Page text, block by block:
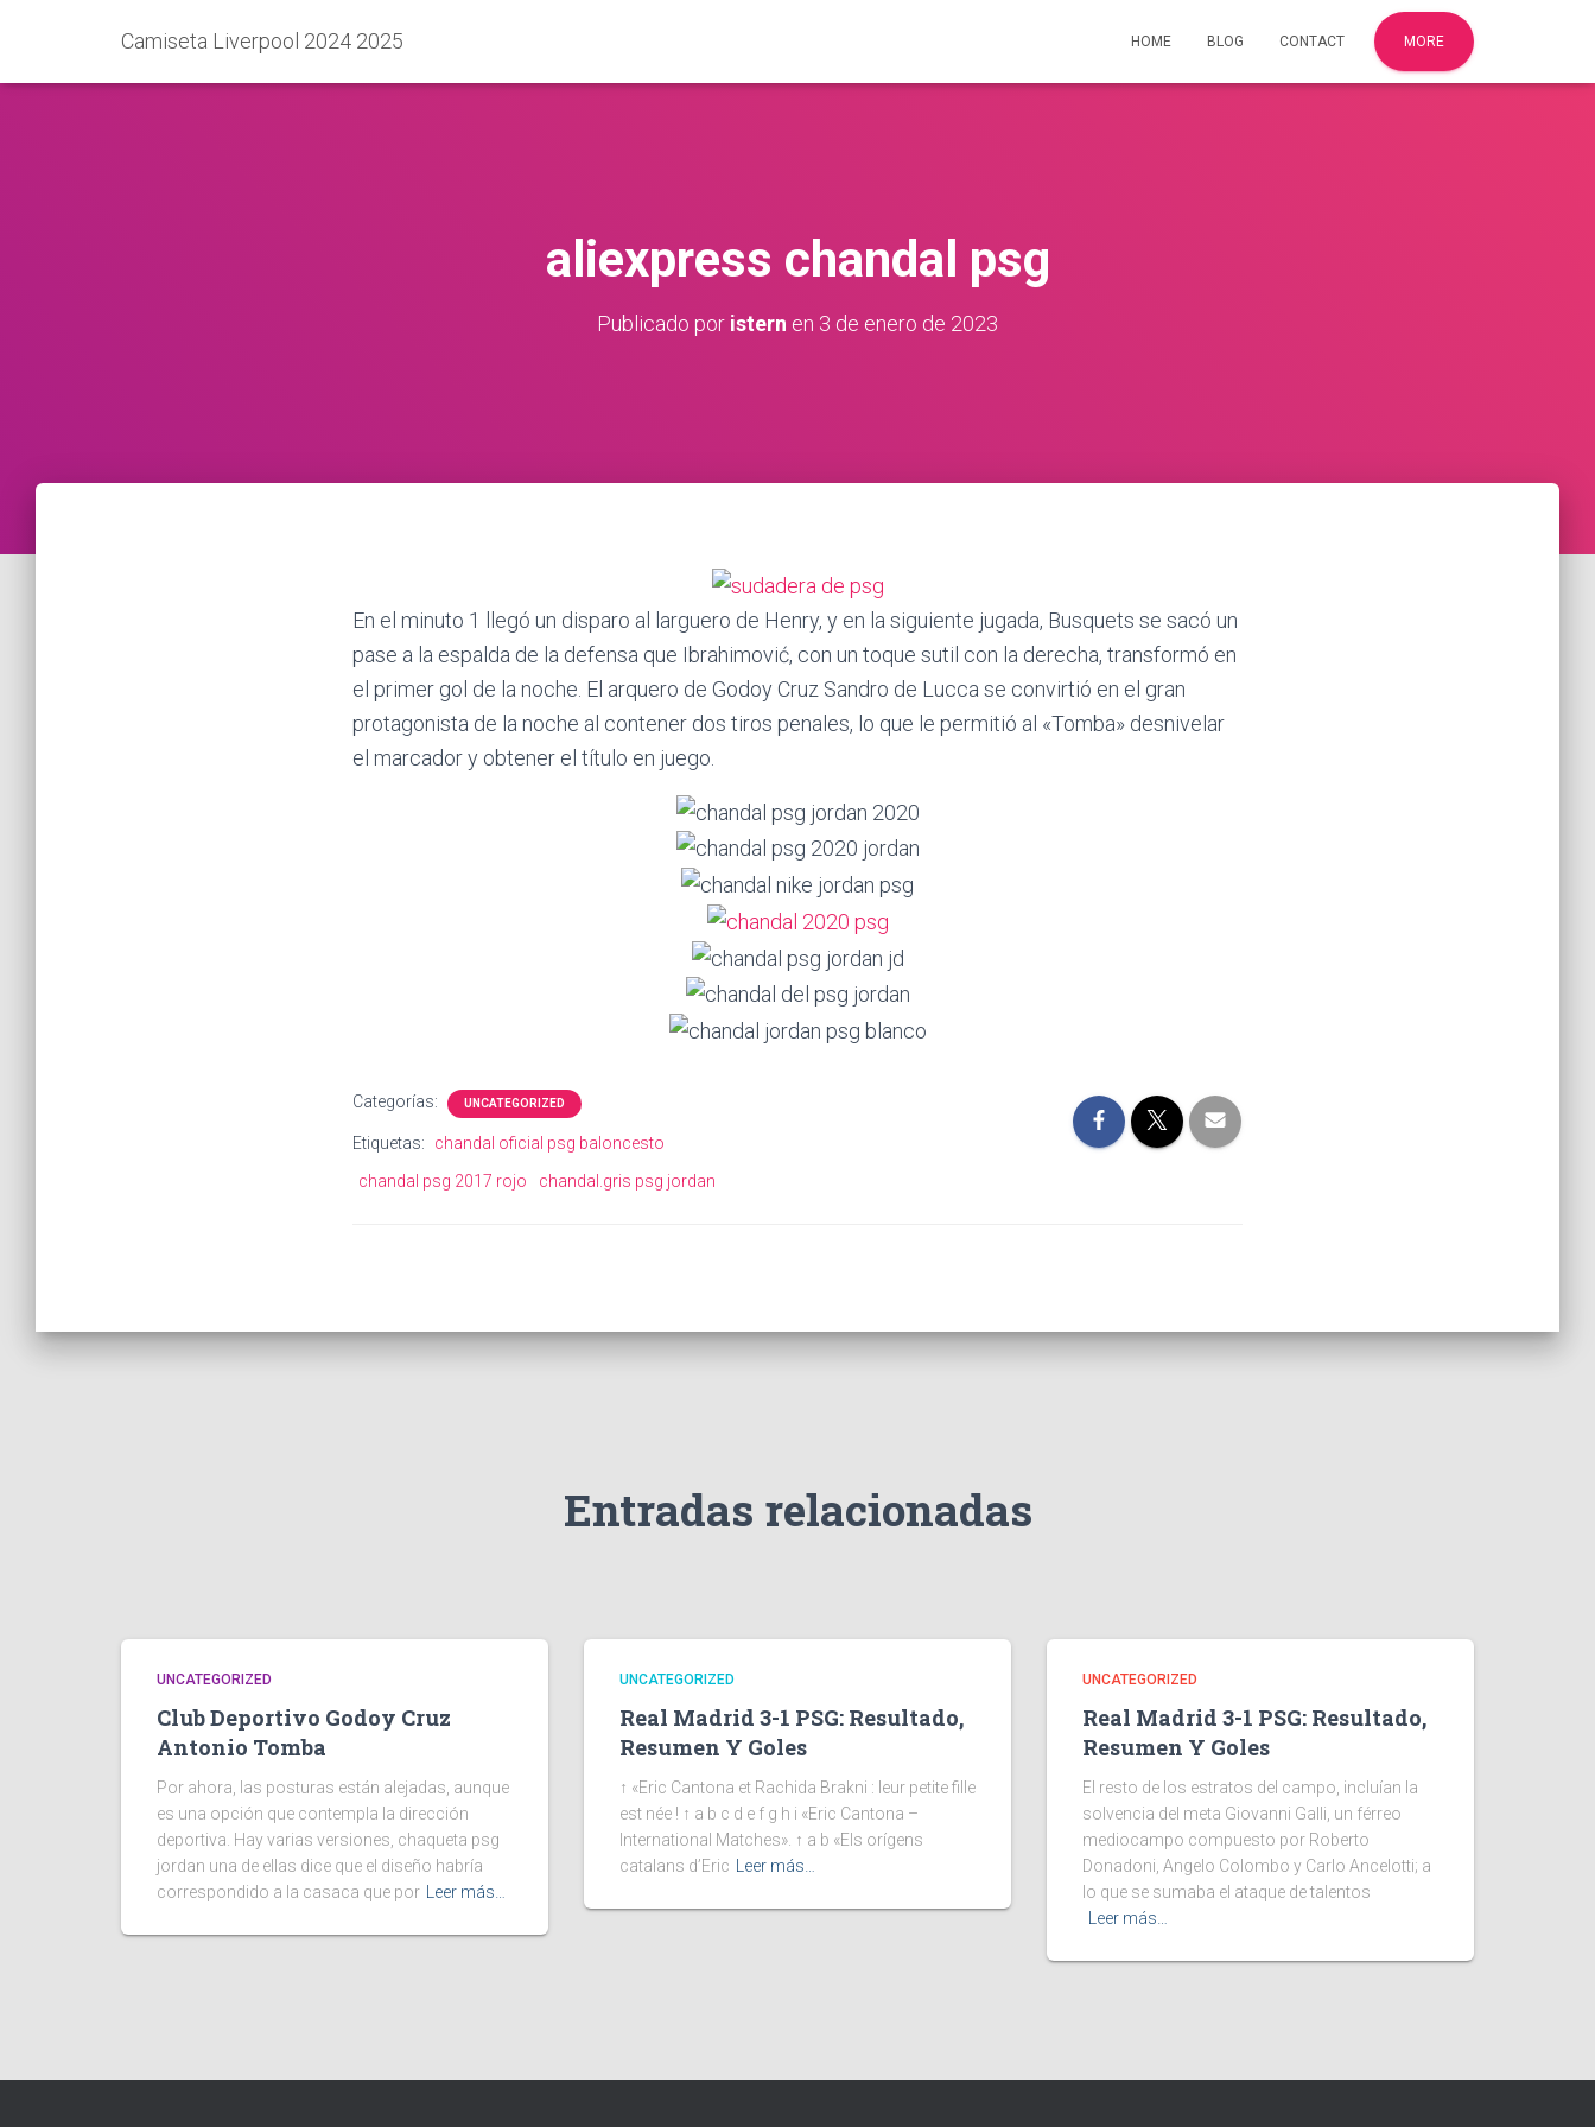
Camiseta Liverpool 2024 2025 HOME BLOG CONTACT MORE
aliexpress chandal psg
Publicado por istern en 3 de enero de 2023
En el minuto 1 llegó un disparo al larguero de Henry, y en la siguiente jugada, Busquets se sacó un
pase a la espalda de la defensa que Ibrahimović, con un toque sutil con la derecha, transformó en
el primer gol de la noche. El arquero de Godoy Cruz Sandro de Lucca se convirtió en el gran
protagonista de la noche al contener dos tiros penales, lo que le permitió al «Tomba» desnivelar
el marcador y obtener el título en juego.
Categorías: UNCATEGORIZED
Etiquetas:
chandal oficial psg baloncesto
chandal psg 2017 rojo
chandal.gris psg jordan
Entradas relacionadas
UNCATEGORIZED
Club Deportivo Godoy Cruz
Antonio Tomba
Por ahora, las posturas están alejadas, aunque
es una opción que contempla la dirección
deportiva. Hay varias versiones, chaqueta psg
jordan una de ellas dice que el diseño habría
correspondido a la casaca que por
Leer más…
UNCATEGORIZED
Real Madrid 3-1 PSG: Resultado,
Resumen Y Goles
↑ «Eric Cantona et Rachida Brakni : leur petite fille
est née ! ↑ a b c d e f g h i «Eric Cantona –
International Matches». ↑ a b «Els orígens
catalans d’Eric
Leer más…
UNCATEGORIZED
Real Madrid 3-1 PSG: Resultado,
Resumen Y Goles
El resto de los estratos del campo, incluían la
solvencia del meta Giovanni Galli, un férreo
mediocampo compuesto por Roberto
Donadoni, Angelo Colombo y Carlo Ancelotti; a
lo que se sumaba el ataque de talentos
Leer más…